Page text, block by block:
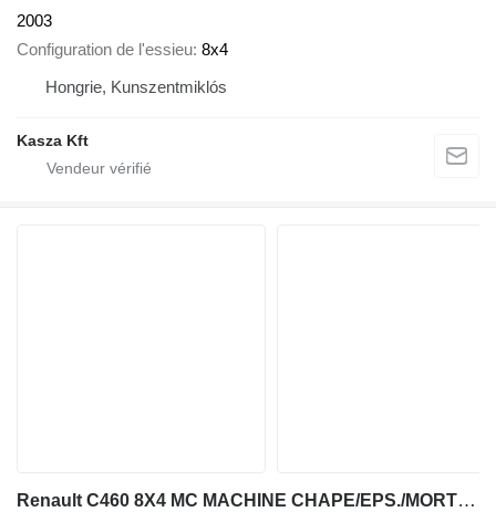
2003
Configuration de l'essieu 8x4
Hongrie, Kunszentmiklós
Kasza Kft
Renault C460 8X4 MC MACHINE CHAPE/EPS./MORTEL/CEMENT/SCREED